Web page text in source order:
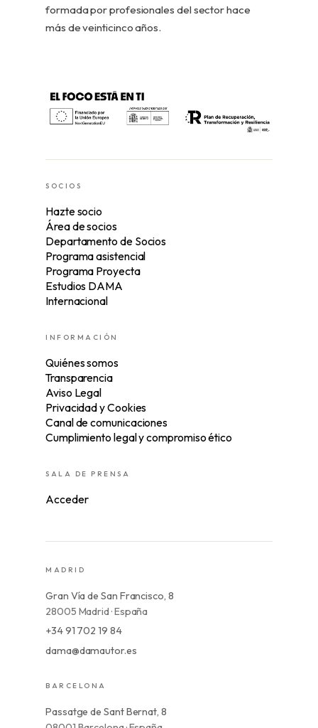
formada por profesionales del sector hace
más de veinticinco años.
SOCIOS
Hazte socio
Área de socios
Departamento de Socios
Programa asistencial
Programa Proyecta
Estudios DAMA
Internacional
INFORMACIÓN
Quiénes somos
Transparencia
Aviso Legal
Privacidad y Cookies
Canal de comunicaciones
Cumplimiento legal y compromiso ético
SALA DE PRENSA
Acceder
MADRID
Gran Vía de San Francisco, 8
28005 Madrid · España
+34 91 702 19 84
dama@damautor.es
BARCELONA
Passatge de Sant Bernat, 8